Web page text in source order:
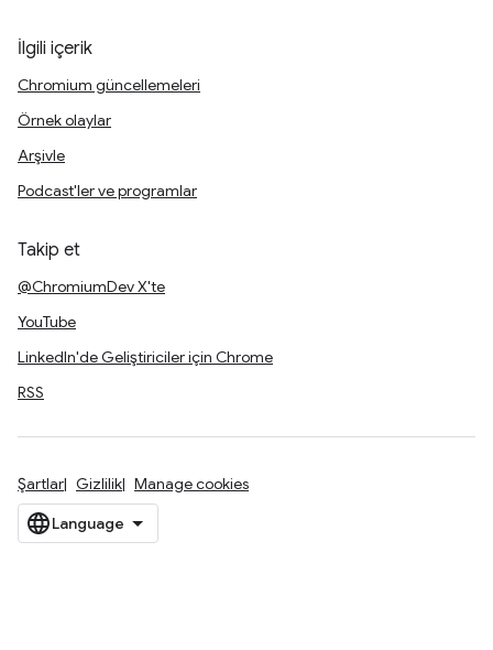
İlgili içerik
Chromium güncellemeleri
Örnek olaylar
Arşivle
Podcast'ler ve programlar
Takip et
@ChromiumDev X'te
YouTube
LinkedIn'de Geliştiriciler için Chrome
RSS
Şartlar Gizlilik Manage cookies